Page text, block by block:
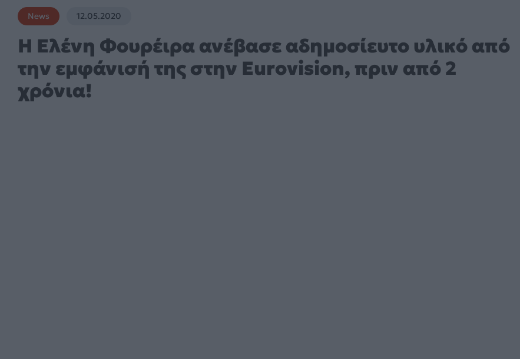
News 12.05.2020
Η Ελένη Φουρέιρα ανέβασε αδημοσίευτο υλικό από
την εμφάνισή της στην Eurovision, πριν από 2
χρόνια!